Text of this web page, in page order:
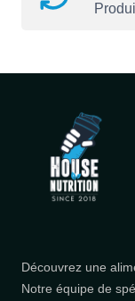
Découvrez une
Notre équipe de